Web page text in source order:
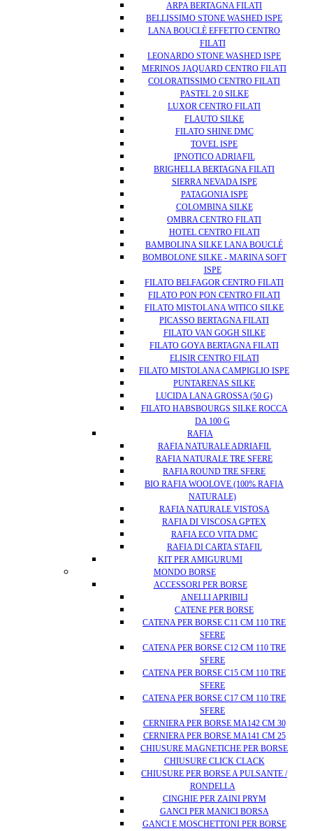
ARPA BERTAGNA FILATI
BELLISSIMO STONE WASHED ISPE
LANA BOUCLÈ EFFETTO CENTRO
FILATI
LEONARDO STONE WASHED ISPE
MERINOS JAQUARD CENTRO FILATI
COLORATISSIMO CENTRO FILATI
PASTEL 2.0 SILKE
LUXOR CENTRO FILATI
FLAUTO SILKE
FILATO SHINE DMC
TOVEL ISPE
IPNOTICO ADRIAFIL
BRIGHELLA BERTAGNA FILATI
SIERRA NEVADA ISPE
PATAGONIA ISPE
COLOMBINA SILKE
OMBRA CENTRO FILATI
HOTEL CENTRO FILATI
BAMBOLINA SILKE LANA BOUCLÉ
BOMBOLONE SILKE - MARINA SOFT
ISPE
FILATO BELFAGOR CENTRO FILATI
FILATO PON PON CENTRO FILATI
FILATO MISTOLANA WITICO SILKE
PICASSO BERTAGNA FILATI
FILATO VAN GOGH SILKE
FILATO GOYA BERTAGNA FILATI
ELISIR CENTRO FILATI
FILATO MISTOLANA CAMPIGLIO ISPE
PUNTARENAS SILKE
LUCIDA LANA GROSSA (50 G)
FILATO HABSBOURGS SILKE ROCCA
DA 100 G
RAFIA
RAFIA NATURALE ADRIAFIL
RAFIA NATURALE TRE SFERE
RAFIA ROUND TRE SFERE
BIO RAFIA WOOLOVE (100% RAFIA
NATURALE)
RAFIA NATURALE VISTOSA
RAFIA DI VISCOSA GPTEX
RAFIA ECO VITA DMC
RAFIA DI CARTA STAFIL
KIT PER AMIGURUMI
MONDO BORSE
ACCESSORI PER BORSE
ANELLI APRIBILI
CATENE PER BORSE
CATENA PER BORSE C11 CM 110 TRE
SFERE
CATENA PER BORSE C12 CM 110 TRE
SFERE
CATENA PER BORSE C15 CM 110 TRE
SFERE
CATENA PER BORSE C17 CM 110 TRE
SFERE
CERNIERA PER BORSE MA142 CM 30
CERNIERA PER BORSE MA141 CM 25
CHIUSURE MAGNETICHE PER BORSE
CHIUSURE CLICK CLACK
CHIUSURE PER BORSE A PULSANTE /
RONDELLA
CINGHIE PER ZAINI PRYM
GANCI PER MANICI BORSA
GANCI E MOSCHETTONI PER BORSE